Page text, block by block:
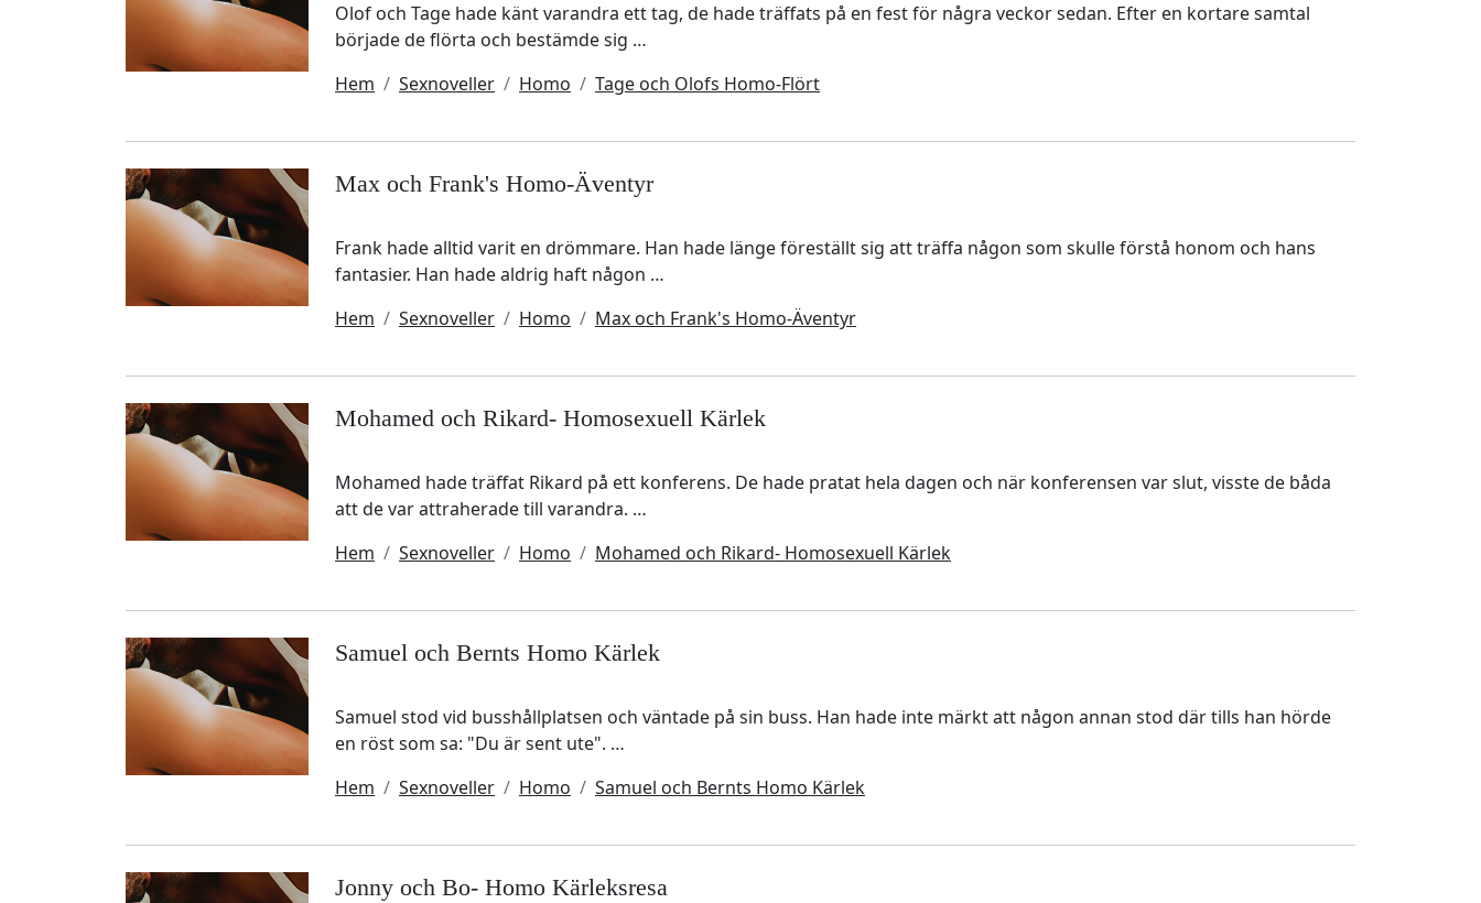
Olof och Tage hade känt varandra ett tag, de hade träffats på en fest för några veckor sedan. Efter en kortare samtal
började de flörta och bestämde sig …
Hem
Sexnoveller Homo Tage och Olofs Homo-Flört
Max och Frank's Homo-Äventyr
Frank hade alltid varit en drömmare. Han hade länge föreställt sig att träffa någon som skulle förstå honom och hans
fantasier. Han hade aldrig haft någon …
Hem
Sexnoveller Homo Max och Frank's Homo-Äventyr
Mohamed och Rikard- Homosexuell Kärlek
Mohamed hade träffat Rikard på ett konferens. De hade pratat hela dagen och när konferensen var slut, visste de båda
att de var attraherade till varandra. …
Hem
Sexnoveller Homo Mohamed och Rikard- Homosexuell Kärlek
Samuel och Bernts Homo Kärlek
Samuel stod vid busshållplatsen och väntade på sin buss. Han hade inte märkt att någon annan stod där tills han hörde
en röst som sa: "Du är sent ute". …
Hem
Sexnoveller Homo Samuel och Bernts Homo Kärlek
Jonny och Bo- Homo Kärleksresa